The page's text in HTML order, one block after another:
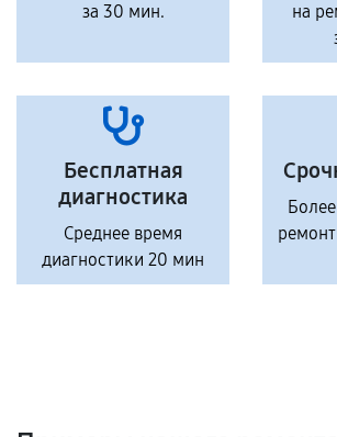
за 30 мин.
на
Бесплатная
диагностика
Среднее время
диагностики 20 мин